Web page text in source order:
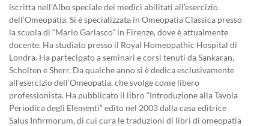
iscritta nell’Albo speciale dei medici abilitati all’esercizio
dell’Omeopatia. Si è specializzata in Omeopatia Classica presso
la scuola di “Mario Garlasco” in Firenze, dove è attualmente
docente. Ha studiato presso il Royal Homeopathic Hospital di
Londra. Ha partecipato a seminari e corsi tenuti da Sankaran,
Scholten e Sherr. Da qualche anno si è dedica esclusivamente
all’esercizio dell’Omeopatia, che svolge come libero
professionista. Ha pubblicato il libro “Introduzione alla Tavola
Periodica degli Elementi” edito nel 2003 dalla casa editrice
Salus Infirmorum, di cui cura le traduzioni di libri di omeopatia